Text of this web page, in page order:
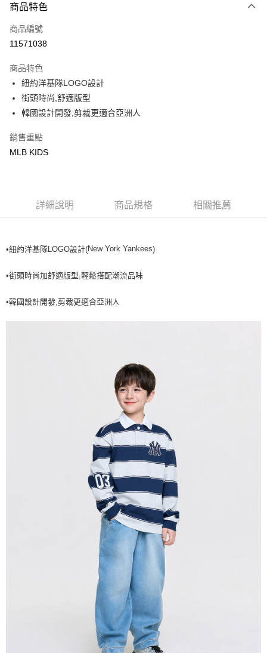
信用卡一次付款
超商取貨付款
Apple Pay
街口支付
運送方式
全家取貨<不支援離島取退>
7-11取貨付款<未取貨列黑名單/不支援離島取退>
每筆NT$60，滿NT$499(含以上)免運費
商品特色
商品編號
11571038
商品特色
紐約洋基隊LOGO設計
街頭時尚,舒適版型
韓國設計開發,剪裁更適合亞洲人
銷售重點
MLB KIDS
詳細說明 商品規格 相關推薦
•紐約洋基隊LOGO設計(New York Yankees)
•街頭時尚加舒適版型,輕鬆搭配潮流品味
•韓國設計開發,剪裁更適合亞洲人